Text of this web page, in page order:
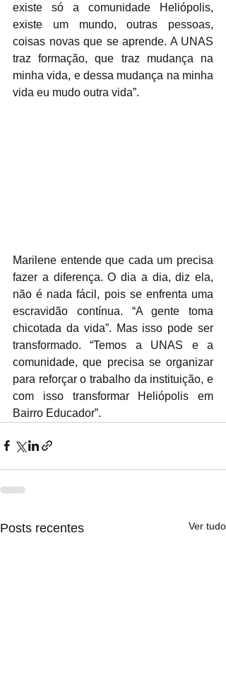
existe só a comunidade Heliópolis,
existe um mundo, outras pessoas,
coisas novas que se aprende. A UNAS
traz formação, que traz mudança na
minha vida, e dessa mudança na minha
vida eu mudo outra vida”.
Marilene entende que cada um precisa
fazer a diferença. O dia a dia, diz ela,
não é nada fácil, pois se enfrenta uma
escravidão contínua. “A gente toma
chicotada da vida”. Mas isso pode ser
transformado. “Temos a UNAS e a
comunidade, que precisa se organizar
para reforçar o trabalho da instituição, e
com isso transformar Heliópolis em
Bairro Educador”.
Posts recentes Ver tudo